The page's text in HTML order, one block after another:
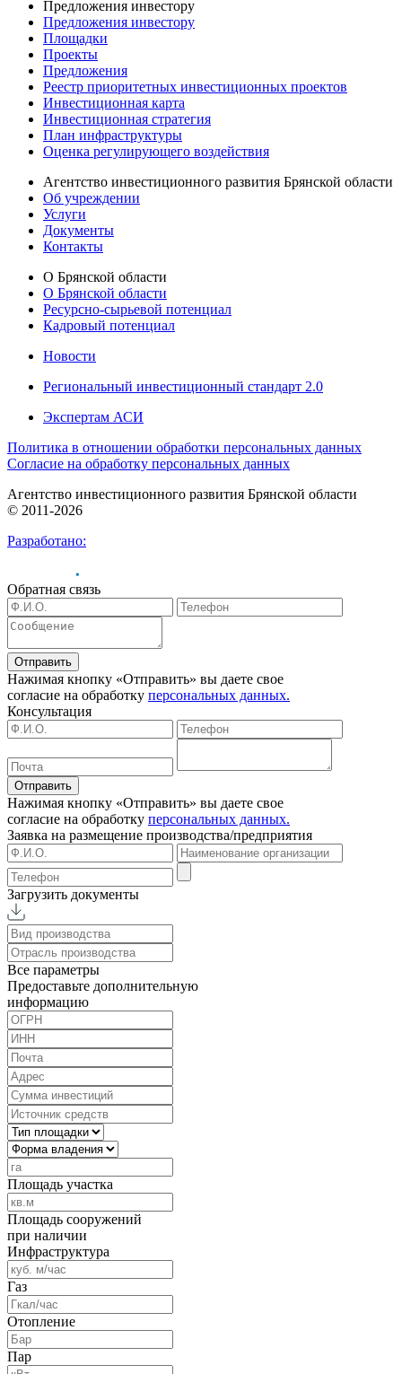
Предложения инвестору
Предложения инвестору
Площадки
Проекты
Предложения
Реестр приоритетных инвестиционных проектов
Инвестиционная карта
Инвестиционная стратегия
План инфраструктуры
Оценка регулирующего воздействия
Агентство инвестиционного развития Брянской области
Об учреждении
Услуги
Документы
Контакты
О Брянской области
О Брянской области
Ресурсно-сырьевой потенциал
Кадровый потенциал
Новости
Региональный инвестиционный стандарт 2.0
Экспертам АСИ
Политика в отношении обработки персональных данных
Согласие на обработку персональных данных
Агентство инвестиционного развития Брянской области
© 2011-2026
Разработано:
Обратная связь
Отправить
Нажимая кнопку «Отправить» вы даете свое
согласие на обработку персональных данных.
Консультация
Отправить
Нажимая кнопку «Отправить» вы даете свое
согласие на обработку персональных данных.
Заявка на размещение производства/предприятия
Загрузить документы
Все параметры
Предоставьте дополнительную
информацию
Площадь участка
Площадь сооружений
при наличии
Инфраструктура
Газ
Отопление
Пар